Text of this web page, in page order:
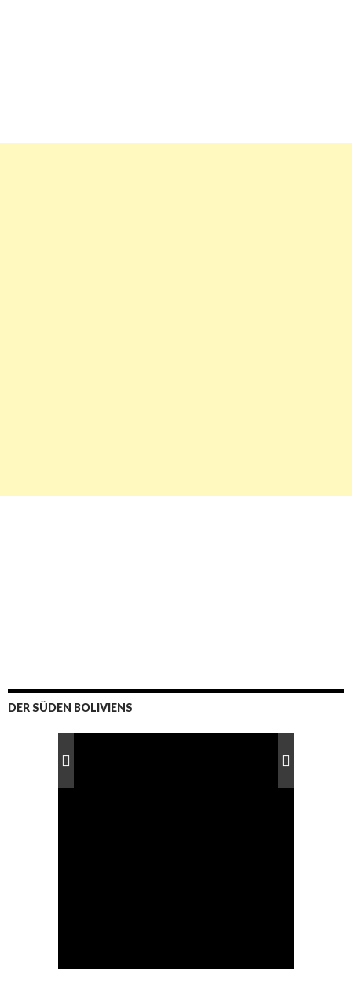
DER SÜDEN BOLIVIENS